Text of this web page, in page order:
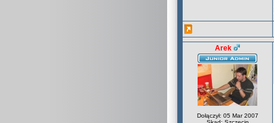
Arek
Dołączył: 05 Mar 2007